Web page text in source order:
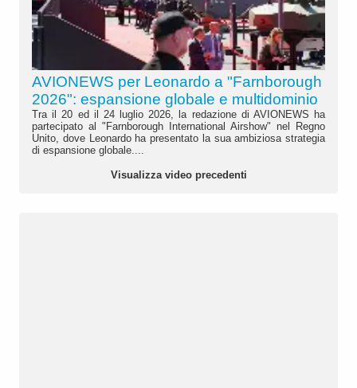
AVIONEWS per Leonardo a "Farnborough
2026": espansione globale e multidominio
Tra il 20 ed il 24 luglio 2026, la redazione di AVIONEWS ha
partecipato al "Farnborough International Airshow" nel Regno
Unito, dove Leonardo ha presentato la sua ambiziosa strategia
di espansione globale....
Visualizza video precedenti